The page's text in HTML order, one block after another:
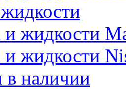
жидкости
жидкости
в наличии